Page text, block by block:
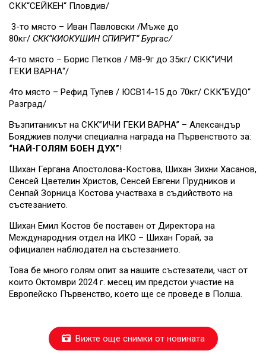
СКК“СЕЙКЕН“ Пловдив/
3-то място – Иван Павловски /Мъже до
80кг/ СКК“КИОКУШИН СПИРИТ“ Бургас/
4-то място – Борис Петков / М8-9г до 35кг/ СКК“ИЧИ
ГЕКИ ВАРНА“/
4то място – Рефид Тупев / ЮСВ14-15 до 70кг/ СКК“БУДО“
Разград/
Възпитаникът на СКК”ИЧИ ГЕКИ ВАРНА” – Александър
Бояджиев получи специална награда на Първенството за:
“НАЙ-ГОЛЯМ БОЕН ДУХ”!
Шихан Гергана Апостолова-Костова, Шихан Зихни Хасанов,
Сенсей Цветелин Христов, Сенсей Евгени Прудников и
Сенпай Зорница Костова участваха в съдийството на
състезанието.
Шихан Емил Костов бе поставен от Директора на
Международния отдел на ИКО – Шихан Горай, за
официален наблюдател на състезанието.
Това бе много голям опит за нашите състезатели, част от
които Октомври 2024 г. месец им предстои участие на
Европейско Първенство, което ще се проведе в Полша.
Вижте още снимки от новината